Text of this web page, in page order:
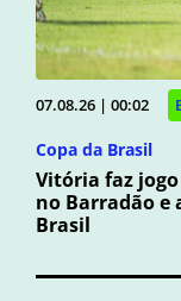
07.08.26 | 00:02
Copa da Brasil
Vitória faz
no Barradão e
Brasil